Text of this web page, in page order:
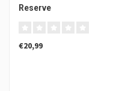
Reserve
€20,99